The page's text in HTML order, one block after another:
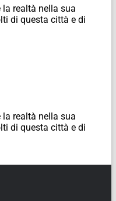
realtà nella sua
di questa città e di
realtà nella sua
di questa città e di